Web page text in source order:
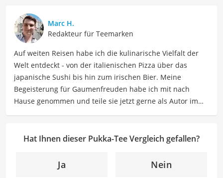
genießt. Jenny ist schon allein um die Welt gereist. Heute
findet sie Ausgleich bei Yoga und Tanzen, auch als
Lehrerin, und interessiert sich viel für Südamerika und
Schamanismus.
Der Pukka-Tee-Vergleich ist aus unserer Sicht besonders
empfehlenswert für Tee-Liebhaber.
Marc H.
Redakteur für Teemarken
Auf weiten Reisen habe ich die kulinarische Vielfalt der
Welt entdeckt - von der italienischen Pizza über das
japanische Sushi bis hin zum irischen Bier. Meine
Begeisterung für Gaumenfreuden habe ich mit nach
Hause genommen und teile sie jetzt gerne als Autor im
Rezepte und die Vielfalt der kulinarischen Welt. Mein Ziel
Ernährung auseinanderzusetzen, neue
Geschmackserlebnisse zu entdecken und sowohl eine
Hat Ihnen dieser Pukka-Tee Vergleich gefallen?
Ja Nein